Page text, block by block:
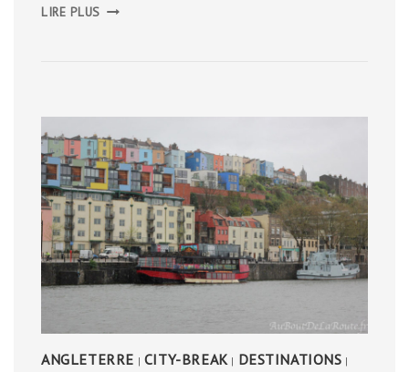
LIRE PLUS VALLÉE
ANGLETERRE | CITY-BREAK| DESTINATIONS |